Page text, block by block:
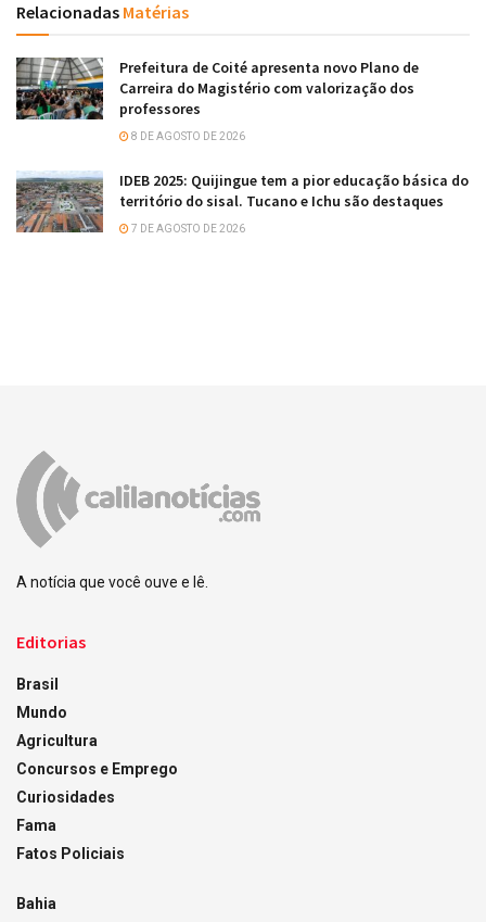
Relacionadas Matérias
Prefeitura de Coité apresenta novo Plano de
Carreira do Magistério com valorização dos
professores
8 DE AGOSTO DE 2026
IDEB 2025: Quijingue tem a pior educação básica do
território do sisal. Tucano e Ichu são destaques
7 DE AGOSTO DE 2026
A notícia que você ouve e lê.
Editorias
Brasil
Mundo
Agricultura
Concursos e Emprego
Curiosidades
Fama
Fatos Policiais
Bahia